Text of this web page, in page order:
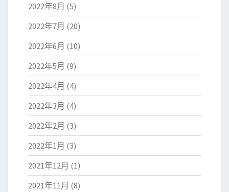
2022年8月 (5)
2022年7月 (20)
2022年6月 (10)
2022年5月 (9)
2022年4月 (4)
2022年3月 (4)
2022年2月 (3)
2022年1月 (3)
2021年12月 (1)
2021年11月 (8)